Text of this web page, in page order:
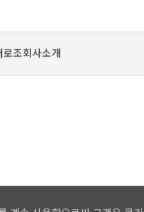
로조회사소개